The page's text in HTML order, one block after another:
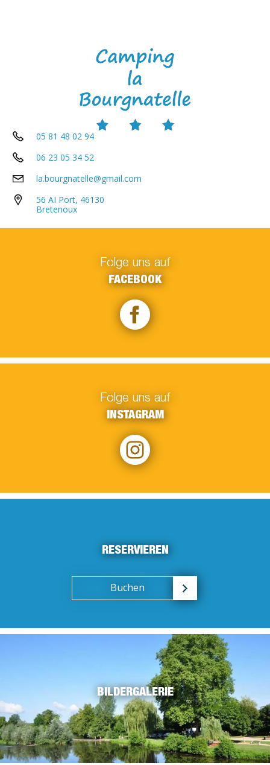
05 81 48 02 94
06 23 05 34 52
la.bourgnatelle@gmail.com
56 AI Port, 46130
Bretenoux
Folge uns auf
FACEBOOK
Folge uns auf
INSTAGRAM
RESERVIEREN
Buchen
BILDERGALERIE